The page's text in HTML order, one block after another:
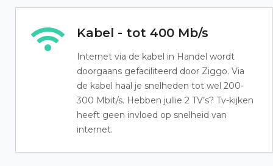
Kabel - tot 400 Mb/s
Internet via de kabel in Handel wordt
doorgaans gefaciliteerd door Ziggo. Via
de kabel haal je snelheden tot wel 200-
300 Mbit/s. Hebben jullie 2 TV’s? Tv-kijken
heeft geen invloed op snelheid van
internet.